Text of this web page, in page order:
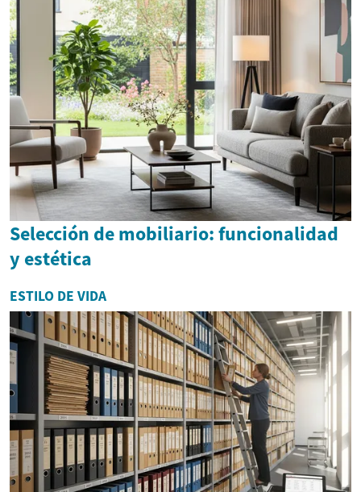
Selección de mobiliario: funcionalidad
y estética
ESTILO DE VIDA